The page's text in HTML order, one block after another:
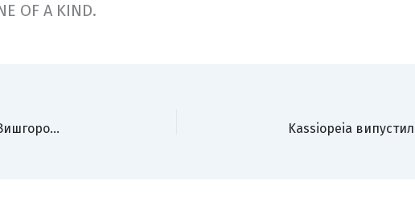
OF A KIND.
«Перше тисячоліття християнства в Україні»: у Вишгороді підвели підсумки знакової наукової конференції